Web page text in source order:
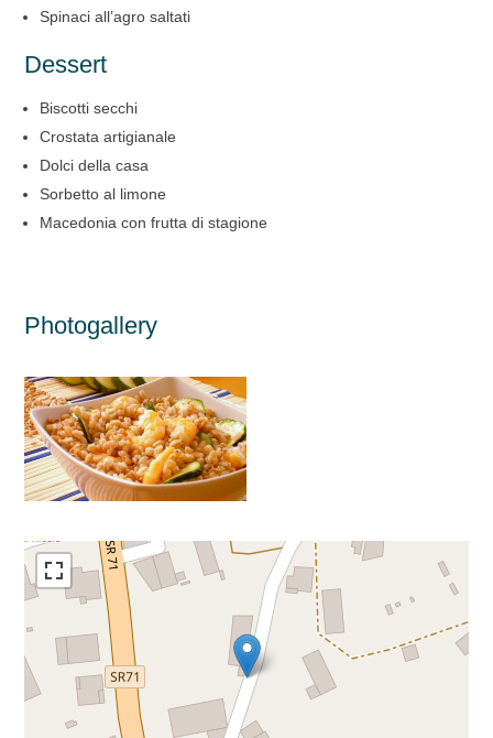
Spinaci all’agro saltati
Dessert
Biscotti secchi
Crostata artigianale
Dolci della casa
Sorbetto al limone
Macedonia con frutta di stagione
Photogallery